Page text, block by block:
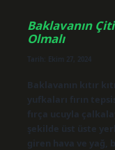
Baklavanın
Olmalı
Tarih: Ekim 27, 2024
Baklavanın kıtır
yufkaları fırın
fırça ucuyla
şekilde üst üste
giren hava ve yağ,